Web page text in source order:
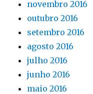
novembro 2016
outubro 2016
setembro 2016
agosto 2016
julho 2016
junho 2016
maio 2016